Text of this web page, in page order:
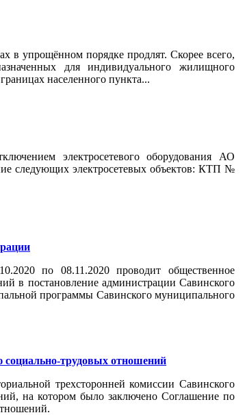
в упрощённом порядке продлят. Скорее всего,
для индивидуального жилищного
населенного пункта...
электросетевого оборудования АО
следующих электросетевых объектов: КТП №
по 08.11.2020 проводит общественное
в постановление администрации Савинского
программы Савинского муниципального
социально-трудовых отношений
трехсторонней комиссии Савинского
на котором было заключено Соглашение по